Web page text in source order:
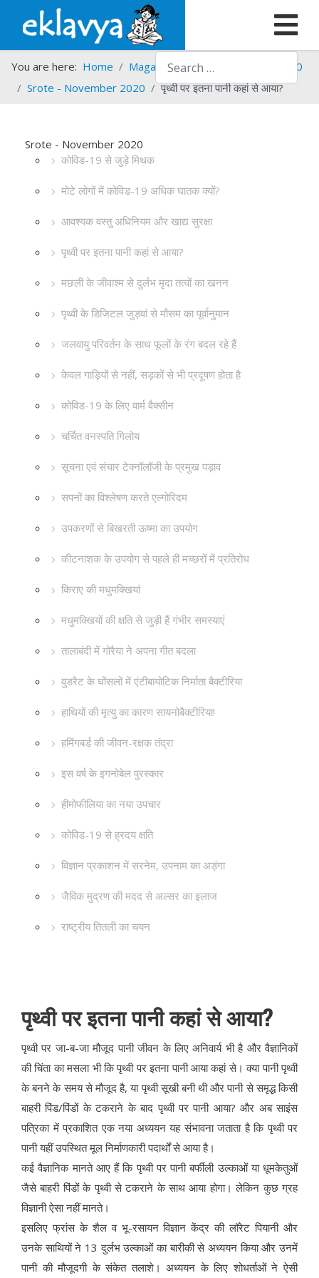
Search
You are here: Home Magazines Srote
Srote - 2020
Srote - November 2020
पृथ्वी पर इतना पानी कहां से आया?
Srote - November 2020
कोविड-19 से जुड़े मिथक
मोटे लोगों में कोविड-19 अधिक घातक क्यों?
आवश्यक वस्तु अधिनियम और खाद्य सुरक्षा
पृथ्वी पर इतना पानी कहां से आया?
मछली के जीवाश्म से दुर्लभ मृदा तत्वों का खनन
पृथ्वी के डिजिटल जुड़वां से मौसम का पूर्वानुमान
जलवायु परिवर्तन के साथ फूलों के रंग बदल रहे हैं
केवल गाड़ियों से नहीं, सड़कों से भी प्रदूषण होता है
कोविड-19 के लिए वार्म वैक्सीन
चर्चित वनस्पति गिलोय
सूचना एवं संचार टेक्नॉलॉजी के प्रमुख पड़ाव
सपनों का विश्लेषण करते एल्गोरिदम
उपकरणों से बिखरती ऊष्मा का उपयोग
कीटनाशक के उपयोग से पहले ही मच्छरों में प्रतिरोध
किराए की मधुमक्खियां
मधुमक्खियों की क्षति से जुड़ी हैं गंभीर समस्याएं
तालाबंदी में गोरैया ने अपना गीत बदला
वुडरैट के घोंसलों में एंटीबायोटिक निर्माता बैक्टीरिया
हाथियों की मृत्यु का कारण सायनोबैक्टीरिया!
हमिंगबर्ड की जीवन-रक्षक तंद्रा
इस वर्ष के इगनोबेल पुरस्कार
हीमोफीलिया का नया उपचार
कोविड-19 से ह्रदय क्षति
विज्ञान प्रकाशन में सरनेम, उपनाम का अड़ंगा
जैविक मुद्रण की मदद से अल्सर का इलाज
राष्ट्रीय तितली का चयन
पृथ्वी पर इतना पानी कहां से आया?
पृथ्वी पर जा-ब-जा मौजूद पानी जीवन के लिए अनिवार्य भी है और वैज्ञानिकों
की चिंता का मसला भी कि पृथ्वी पर इतना पानी आया कहां से। क्या पानी पृथ्वी
के बनने के समय से मौजूद है, या पृथ्वी सूखी बनी थी और पानी से समृद्ध किसी
बाहरी पिंड/पिंडों के टकराने के बाद पृथ्वी पर पानी आया? और अब साइंस
पत्रिका में प्रकाशित एक नया अध्ययन यह संभावना जताता है कि पृथ्वी पर
पानी यहीं उपस्थित मूल निर्माणकारी पदार्थों से आया है।
कई वैज्ञानिक मानते आए हैं कि पृथ्वी पर पानी बर्फीली उल्काओं या धूमकेतुओं
जैसे बाहरी पिंडों के पृथ्वी से टकराने के साथ आया होगा। लेकिन कुछ ग्रह
विज्ञानी ऐसा नहीं मानते।
इसलिए फ्रांस के शैल व भू-रसायन विज्ञान केंद्र की लॉरेट पियानी और
उनके साथियों ने 13 दुर्लभ उल्काओं का बारीकी से अध्ययन किया और उनमें
पानी की मौजूदगी के संकेत तलाशे। अध्ययन के लिए शोधर्ताओं ने ऐसी